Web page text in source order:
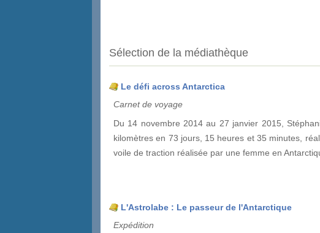
Sélection de la médiathèque
Le défi across Antarctica
Carnet de voyage
Du 14 novembre 2014 au 27 janvier 2015,
kilomètres en 73 jours, 15 heures et 35 minutes,
voile de traction réalisée par une femme en
L'Astrolabe : Le passeur de l'Antarctique
Expédition